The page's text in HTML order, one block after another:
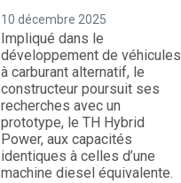
10 décembre 2025
Impliqué dans le
développement de véhicules
à carburant alternatif, le
constructeur poursuit ses
recherches avec un
prototype, le TH Hybrid
Power, aux capacités
identiques à celles d’une
machine diesel équivalente.